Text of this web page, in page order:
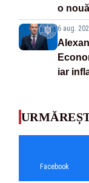
o
6 aug.
iar
Facebook